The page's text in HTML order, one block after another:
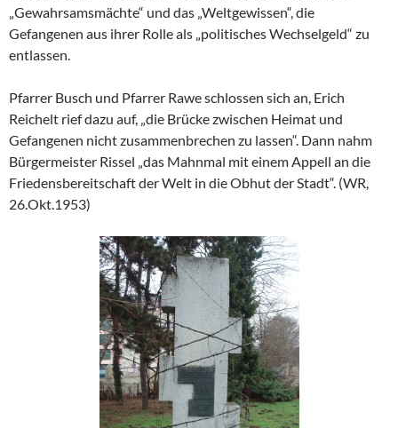
„Gewahrsamsmächte“ und das „Weltgewissen“, die
Gefangenen aus ihrer Rolle als „politisches Wechselgeld“ zu
entlassen.
Pfarrer Busch und Pfarrer Rawe schlossen sich an, Erich
Reichelt rief dazu auf, „die Brücke zwischen Heimat und
Gefangenen nicht zusammenbrechen zu lassen“. Dann nahm
Bürgermeister Rissel „das Mahnmal mit einem Appell an die
Friedensbereitschaft der Welt in die Obhut der Stadt“. (WR,
26.Okt.1953)